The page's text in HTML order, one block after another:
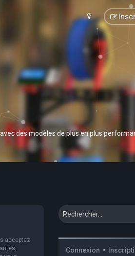
des modèles de plus en plus
acceptez
Connexion •